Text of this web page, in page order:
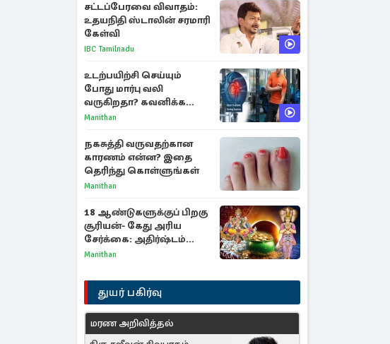
சட்டப்பேரவை விவாதம்:
உதயநிதி ஸ்டாலின் சரமாரி
கேள்வி
IBC Tamilnadu
உடற்பயிற்சி செய்யும்
போது மார்பு வலி
வருகிறதா? கவனிக்க
வேண்டிய எச்சரிக்கை
Manithan
நகசுத்தி வருவதற்கான
காரணம் என்ன? இதை
தெரிந்து கொள்ளுங்கள்
Manithan
18 ஆண்டுகளுக்குப் பிறகு
சூரியன்- கேது அரிய
சேர்க்கை: அதிர்ஷ்டம்
பெறும் 3 ராசிகள்!
Manithan
துயர் பகிர்வு
மரண அறிவித்தல்